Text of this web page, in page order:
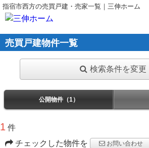
指宿市西方の売買戸建・売家一覧｜三伸ホーム
売買戸建物件一覧
検索条件を変更
公開物件（1）
1 件
チェックした物件を
お問い合わせ